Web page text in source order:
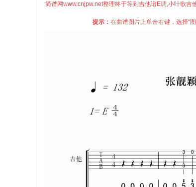
简谱网www.cnjpw.net整理终于等到吉他谱E调,小叶歌
提示： 在曲谱图片上单击右键，选择“